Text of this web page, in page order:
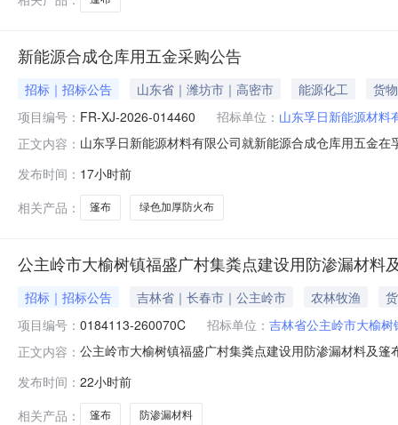
新能源合成仓库用五金采购公告
招标｜招标公告 山东省｜潍坊市｜高密市 能源化工
货物
项目编号： FR-XJ-2026-014460 招标单位： 山东孚日新能源材料
正文内容： 山东孚日新能源材料有限公司就新能源合成仓库用五金
及供货能力。2、供应商参加我公司招标、竞价、询比价
新投标的，将对责任
发布时间： 17小时前
相关产品：
篷布 绿色加厚防火布
公主岭市大榆树镇福盛广村集粪点建设用防渗漏材料
招标｜招标公告 吉林省｜长春市｜公主岭市 农林牧渔
项目编号： 0184113-260070C 招标单位： 吉林省公主岭市大榆
正文内容： 公主岭市大榆树镇福盛广村集粪点建设用防渗漏材料及
福盛广村集体经济组织（以下称“采购人”）的委托，根
发布时间： 22小时前
相关产品：
篷布 防渗漏材料